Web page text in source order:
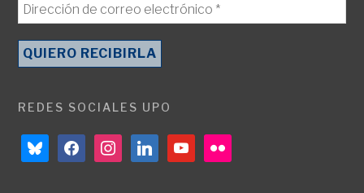
REDES SOCIALES UPO
blueskyfacebookinstagramlinkedinyoutubeflickr